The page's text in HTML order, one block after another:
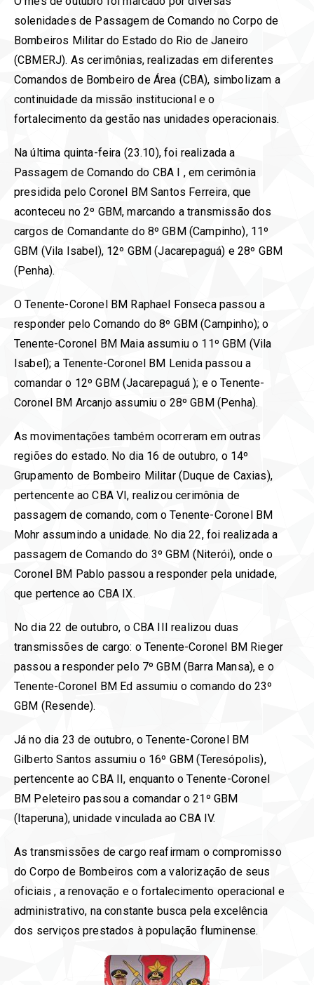
solenidades de Passagem de Comando no Corpo de
Bombeiros Militar do Estado do Rio de Janeiro
(CBMERJ). As cerimônias, realizadas em diferentes
Comandos de Bombeiro de Área (CBA), simbolizam a
continuidade da missão institucional e o
fortalecimento da gestão nas unidades operacionais.
Na última quinta-feira (23.10), foi realizada a
Passagem de Comando do CBA I , em cerimônia
presidida pelo Coronel BM Santos Ferreira, que
aconteceu no 2º GBM, marcando a transmissão dos
cargos de Comandante do 8º GBM (Campinho), 11º
GBM (Vila Isabel), 12º GBM (Jacarepaguá) e 28º GBM
(Penha).
O Tenente-Coronel BM Raphael Fonseca passou a
responder pelo Comando do 8º GBM (Campinho); o
Tenente-Coronel BM Maia assumiu o 11º GBM (Vila
Isabel); a Tenente-Coronel BM Lenida passou a
comandar o 12º GBM (Jacarepaguá ); e o Tenente-
Coronel BM Arcanjo assumiu o 28º GBM (Penha).
As movimentações também ocorreram em outras
regiões do estado. No dia 16 de outubro, o 14º
Grupamento de Bombeiro Militar (Duque de Caxias),
pertencente ao CBA VI, realizou cerimônia de
passagem de comando, com o Tenente-Coronel BM
Mohr assumindo a unidade. No dia 22, foi realizada a
passagem de Comando do 3º GBM (Niterói), onde o
Coronel BM Pablo passou a responder pela unidade,
que pertence ao CBA IX.
No dia 22 de outubro, o CBA III realizou duas
transmissões de cargo: o Tenente-Coronel BM Rieger
passou a responder pelo 7º GBM (Barra Mansa), e o
Tenente-Coronel BM Ed assumiu o comando do 23º
GBM (Resende).
Já no dia 23 de outubro, o Tenente-Coronel BM
Gilberto Santos assumiu o 16º GBM (Teresópolis),
pertencente ao CBA II, enquanto o Tenente-Coronel
BM Peleteiro passou a comandar o 21º GBM
(Itaperuna), unidade vinculada ao CBA IV.
As transmissões de cargo reafirmam o compromisso
do Corpo de Bombeiros com a valorização de seus
oficiais , a renovação e o fortalecimento operacional e
administrativo, na constante busca pela excelência
dos serviços prestados à população fluminense.